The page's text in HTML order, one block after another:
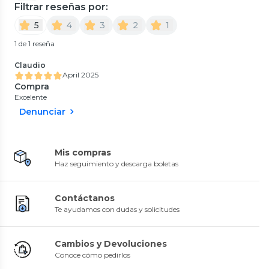
Filtrar reseñas por:
5 4 3 2 1
1 de 1 reseña
Claudio
April 2025
Compra
Excelente
Denunciar
Mis compras
Haz seguimiento y descarga boletas
Contáctanos
Te ayudamos con dudas y solicitudes
Cambios y Devoluciones
Conoce cómo pedirlos